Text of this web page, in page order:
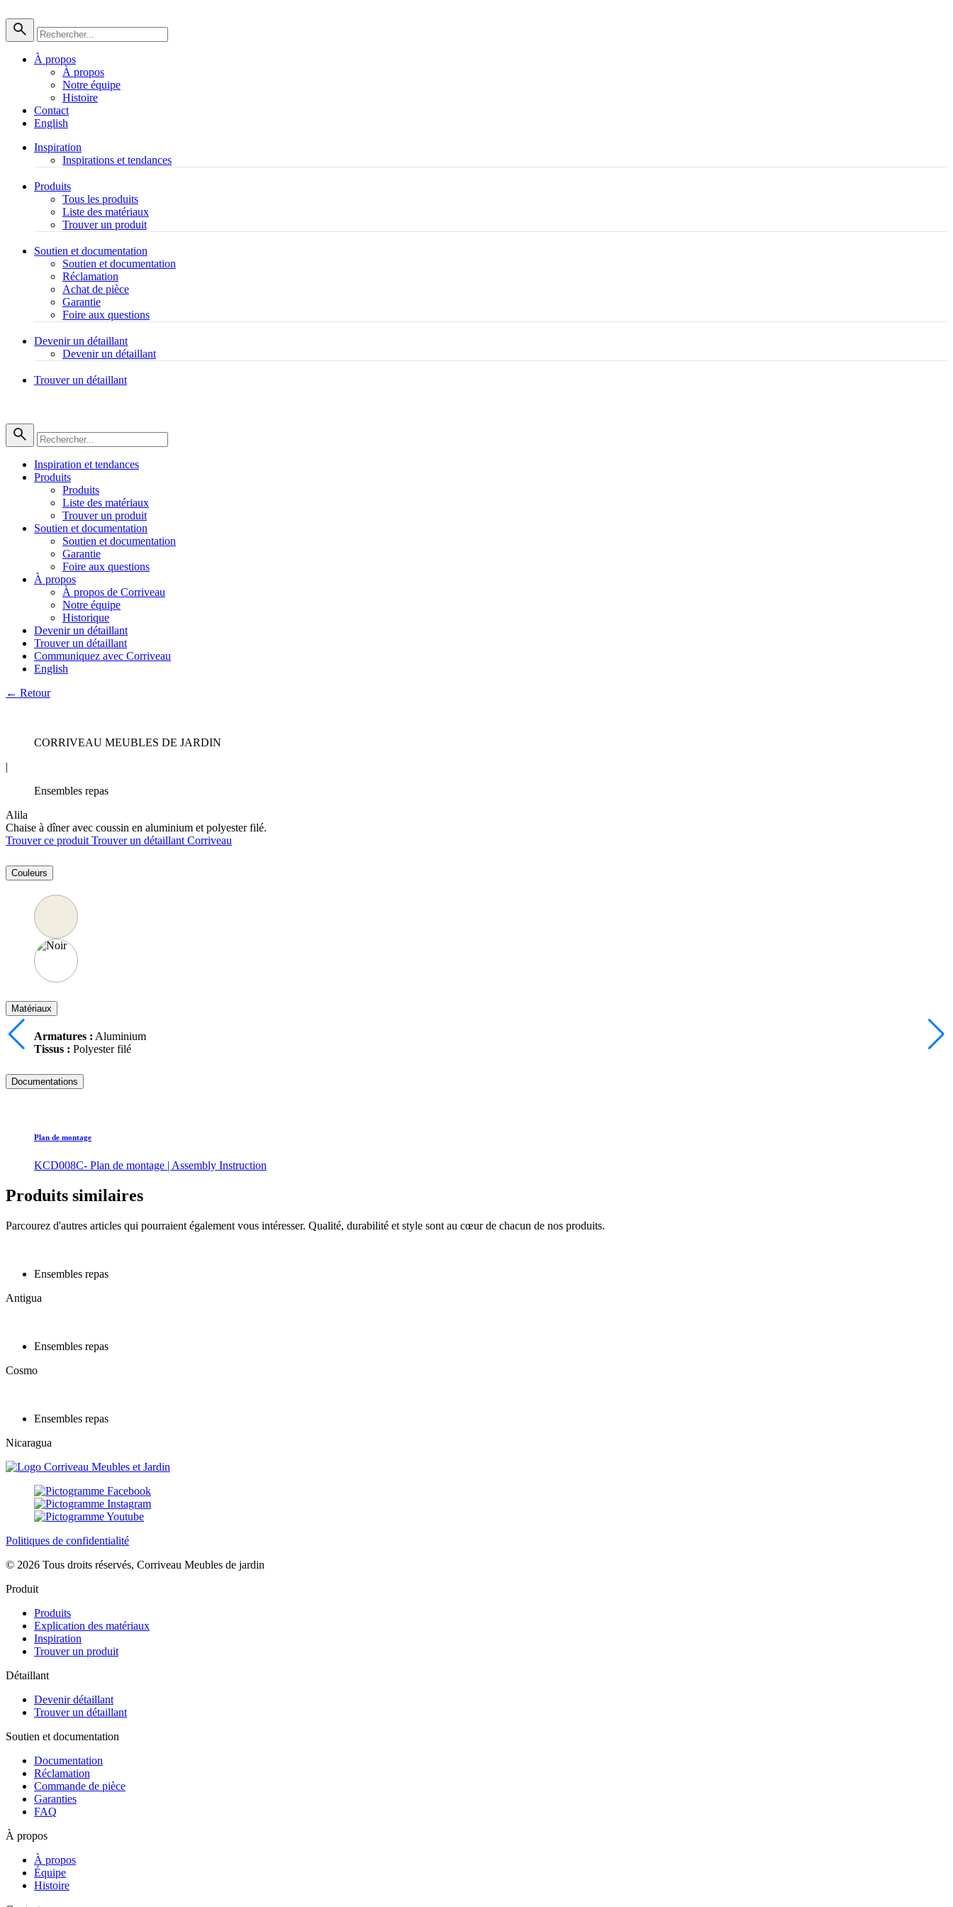
À propos
À propos
Notre équipe
Histoire
Contact
English
Inspiration
Inspirations et tendances
Produits
Tous les produits
Liste des matériaux
Trouver un produit
Soutien et documentation
Soutien et documentation
Réclamation
Achat de pièce
Garantie
Foire aux questions
Devenir un détaillant
Devenir un détaillant
Trouver un détaillant
Inspiration et tendances
Produits
Produits
Liste des matériaux
Trouver un produit
Soutien et documentation
Soutien et documentation
Garantie
Foire aux questions
À propos
À propos de Corriveau
Notre équipe
Historique
Devenir un détaillant
Trouver un détaillant
Communiquez avec Corriveau
English
← Retour
CORRIVEAU MEUBLES DE JARDIN
|
Ensembles repas
Alila
Chaise à dîner avec coussin en aluminium et polyester filé.
Trouver ce produit Trouver un détaillant Corriveau
Couleurs
Matériaux
Armatures : Aluminium
Tissus : Polyester filé
Documentations
Plan de montage
KCD008C- Plan de montage | Assembly Instruction
Produits similaires
Parcourez d'autres articles qui pourraient également vous intéresser. Qualité, durabilité et style sont au cœur de chacun de nos produits.
Ensembles repas
Antigua
Ensembles repas
Cosmo
Ensembles repas
Nicaragua
Politiques de confidentialité
© 2026 Tous droits réservés, Corriveau Meubles de jardin
Produit
Produits
Explication des matériaux
Inspiration
Trouver un produit
Détaillant
Devenir détaillant
Trouver un détaillant
Soutien et documentation
Documentation
Réclamation
Commande de pièce
Garanties
FAQ
À propos
À propos
Équipe
Histoire